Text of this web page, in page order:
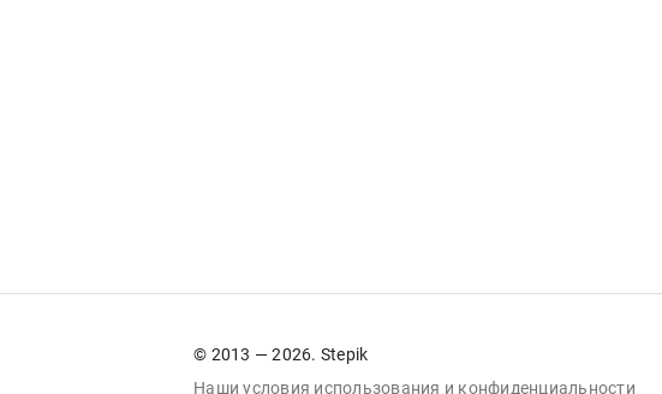
© 2013 — 2026. Stepik
Наши условия использования и конфиденциальности